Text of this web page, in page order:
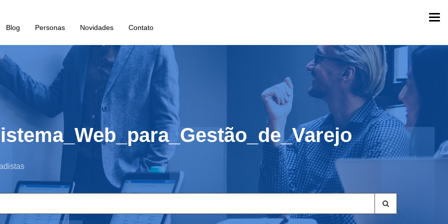
Blog Personas Novidades Contato